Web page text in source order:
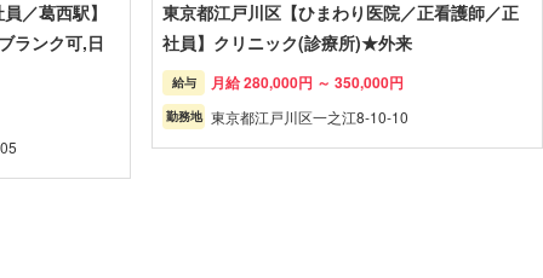
／葛西駅】
ランク可,日
東京都江戸川区【ひまわり医院／正看護師／正
社員】クリニック(診療所)★外来
給与 月給 280,000円 ～ 350,000円
勤務地 東京都江戸川区一之江8-10-10